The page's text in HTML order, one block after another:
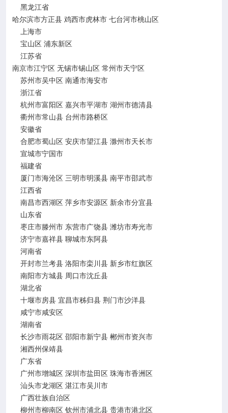
黑龙江省
哈尔滨市方正县 鸡西市虎林市 七台河市桃山区
上海市
宝山区 浦东新区
江苏省
南京市江宁区 无锡市锡山区 常州市天宁区
苏州市吴中区 南通市海安市
浙江省
杭州市富阳区 嘉兴市平湖市 湖州市德清县
衢州市常山县 台州市路桥区
安徽省
合肥市蜀山区 安庆市望江县 滁州市天长市
宣城市宁国市
福建省
厦门市海沧区 三明市明溪县 南平市邵武市
江西省
南昌市西湖区 萍乡市安源区 新余市分宜县
山东省
枣庄市滕州市 东营市广饶县 潍坊市寿光市
济宁市嘉祥县 聊城市东阿县
河南省
开封市兰考县 洛阳市栾川县 新乡市红旗区
南阳市方城县 周口市沈丘县
湖北省
十堰市房县 宜昌市秭归县 荆门市沙洋县
咸宁市咸安区
湖南省
长沙市雨花区 邵阳市新宁县 郴州市资兴市
湘西州保靖县
广东省
广州市增城区 深圳市盐田区 珠海市香洲区
汕头市龙湖区 湛江市吴川市
广西壮族自治区
柳州市柳南区 钦州市浦北县 贵港市港北区